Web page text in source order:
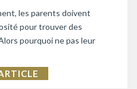
les parents doivent
pour trouver des
pourquoi ne pas leur